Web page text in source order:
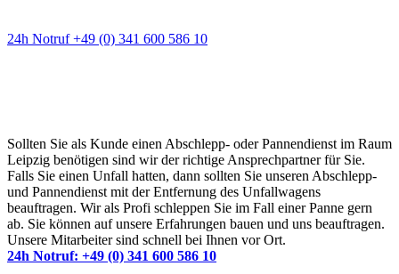
24h Notruf +49 (0) 341 600 586 10
Sollten Sie als Kunde einen Abschlepp- oder Pannendienst im Raum
Leipzig benötigen sind wir der richtige Ansprechpartner für Sie.
Falls Sie einen Unfall hatten, dann sollten Sie unseren Abschlepp-
und Pannendienst mit der Entfernung des Unfallwagens
beauftragen. Wir als Profi schleppen Sie im Fall einer Panne gern
ab. Sie können auf unsere Erfahrungen bauen und uns beauftragen.
Unsere Mitarbeiter sind schnell bei Ihnen vor Ort.
24h Notruf: +49 (0) 341 600 586 10